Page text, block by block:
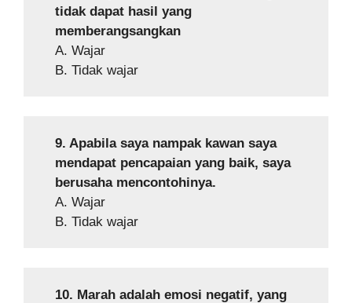
tidak dapat hasil yang
memberangsangkan
A. Wajar
B. Tidak wajar
9. Apabila saya nampak kawan saya
mendapat pencapaian yang baik, saya
berusaha mencontohinya.
A. Wajar
B. Tidak wajar
10. Marah adalah emosi negatif, yang